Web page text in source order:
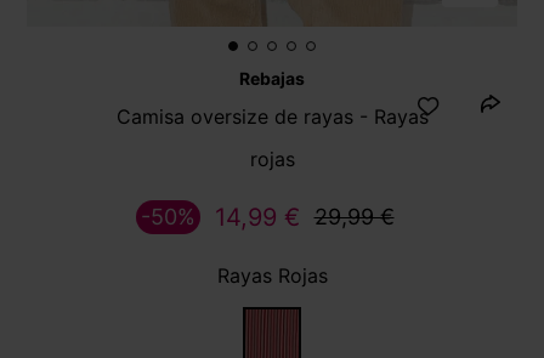
Rebajas
Camisa oversize de rayas - Rayas
rojas
14,99 € 29,99 €
-50%
Rayas Rojas